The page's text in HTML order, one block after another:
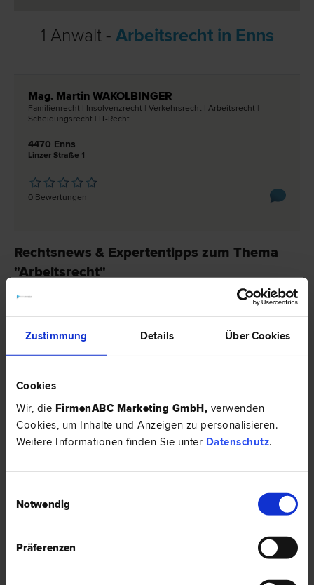
Zustimmung Details Über Cookies
Cookies
Wir, die FirmenABC Marketing GmbH, verwenden
Cookies, um Inhalte und Anzeigen zu personalisieren.
Weitere Informationen finden Sie unter Datenschutz.
Notwendig
Präferenzen
1 Anwalt - Arbeitsrecht in Enns
Mag. Martin WAKOLBINGER
Familien­recht | Insolvenz­recht | Verkehrs­recht | Arbeits­recht |
Scheidungs­recht | IT-Recht
4470 Enns
Linzer Straße 1
0 Bewertungen
Rechtsnews & Expertentipps zum Thema
"Arbeitsrecht"
Weiterbildungen in der EU-Transparenzrichtlinie vom 28.03.2024